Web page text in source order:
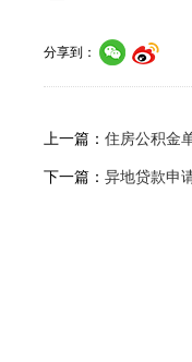
分享到：
上一篇： 住房公积金
下一篇： 异地贷款申